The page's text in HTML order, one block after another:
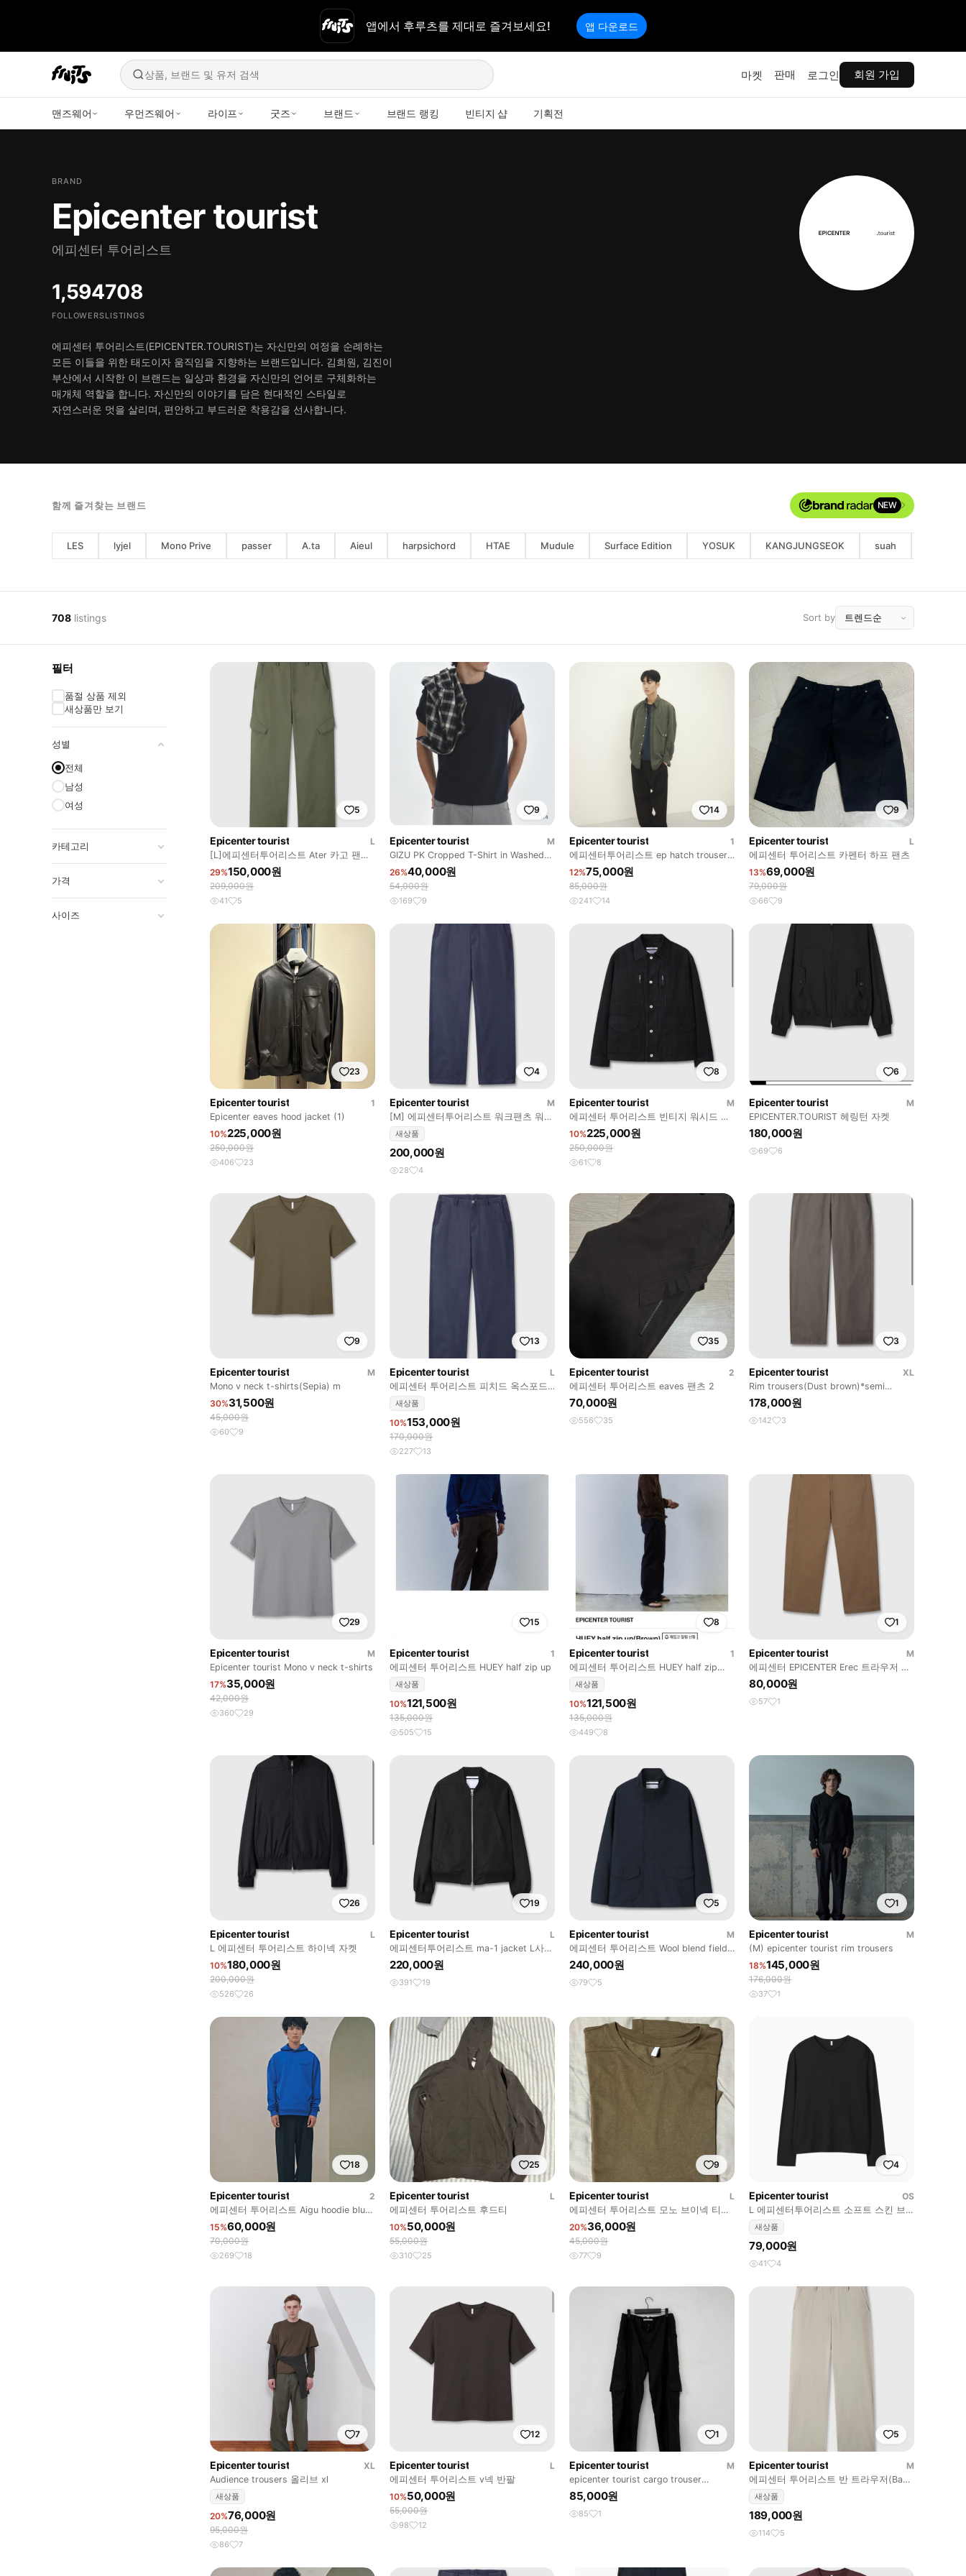
앱에서 후루츠를 제대로 즐겨보세요! 앱 다운로드
상품, 브랜드 및 유저 검색 마켓 판매 로그인 회원 가입
맨즈웨어 우먼즈웨어 라이프 굿즈 브랜드 브랜드 랭킹 빈티지 샵 기획전
BRAND
Epicenter tourist
에피센터 투어리스트
1,594
FOLLOWERS
708
LISTINGS
에피센터 투어리스트(EPICENTER.TOURIST)는 자신만의 여정을 순례하는
모든 이들을 위한 태도이자 움직임을 지향하는 브랜드입니다. 김희원, 김진이
부산에서 시작한 이 브랜드는 일상과 환경을 자신만의 언어로 구체화하는
매개체 역할을 합니다. 자신만의 이야기를 담은 현대적인 스타일로
자연스러운 멋을 살리며, 편안하고 부드러운 착용감을 선사합니다.
함께 즐겨찾는 브랜드 NEW
LES lyjel Mono Prive passer A.ta Aieul harpsichord HTAE Mudule Surface Edition YOSUK KANGJUNGSEOK suah
708 listings Sort by
필터
품절 상품 제외
새상품만 보기
성별
전체
남성
여성
카테고리
가격
사이즈
5
Epicenter tourist
L
[L]에피센터투어리스트 Ater 카고 팬츠
올리브
29%150,000원
209,000원
41 5
9
Epicenter tourist
M
GIZU PK Cropped T-Shirt in Washed
Navy
26%40,000원
54,000원
169 9
14
Epicenter tourist
1
에피센터투어리스트 ep hatch trousers
size1
12%75,000원
85,000원
241 14
9
Epicenter tourist
L
에피센터 투어리스트 카펜터 하프 팬츠
13%69,000원
79,000원
66 9
23
Epicenter tourist
1
Epicenter eaves hood jacket (1)
10%225,000원
250,000원
406 23
4
Epicenter tourist
M
[M] 에피센터투어리스트 워크팬츠 워시
드블루
새상품
200,000원
28 4
8
Epicenter tourist
M
에피센터 투어리스트 빈티지 워시드 워
크자켓 블랙 M
10%225,000원
250,000원
61 8
6
Epicenter tourist
M
EPICENTER.TOURIST 헤링턴 자켓
180,000원
69 6
9
Epicenter tourist
M
Mono v neck t-shirts(Sepia) m
30%31,500원
45,000원
60 9
13
Epicenter tourist
L
에피센터 투어리스트 피치드 옥스포드
워크팬츠 l
새상품
10%153,000원
170,000원
227 13
35
Epicenter tourist
2
에피센터 투어리스트 eaves 팬츠 2
70,000원
556 35
3
Epicenter tourist
XL
Rim trousers(Dust brown)*semi
tapered
178,000원
142 3
29
Epicenter tourist
M
Epicenter tourist Mono v neck t-shirts
17%35,000원
42,000원
360 29
15
Epicenter tourist
1
에피센터 투어리스트 HUEY half zip up
새상품
10%121,500원
135,000원
505 15
8
Epicenter tourist
1
에피센터 투어리스트 HUEY half zip
up(Brown)
새상품
10%121,500원
135,000원
449 8
1
Epicenter tourist
M
에피센터 EPICENTER Erec 트라우저 브
라운
80,000원
57 1
26
Epicenter tourist
L
L 에피센터 투어리스트 하이넥 자켓
10%180,000원
200,000원
526 26
19
Epicenter tourist
L
에피센터투어리스트 ma-1 jacket L사이
즈
220,000원
391 19
5
Epicenter tourist
M
에피센터 투어리스트 Wool blend field
parka Navy M
240,000원
79 5
1
Epicenter tourist
M
(M) epicenter tourist rim trousers
18%145,000원
176,000원
37 1
18
Epicenter tourist
2
에피센터 투어리스트 Aigu hoodie blue
2 size
15%60,000원
70,000원
269 18
25
Epicenter tourist
L
에피센터 투어리스트 후드티
10%50,000원
55,000원
310 25
9
Epicenter tourist
L
에피센터 투어리스트 모노 브이넥 티
(speia) L
20%36,000원
45,000원
77 9
4
Epicenter tourist
OS
L 에피센터투어리스트 소프트 스킨 브
이넥 롱슬리브 블랙 새제품 판매
새상품
79,000원
41 4
7
Epicenter tourist
XL
Audience trousers 올리브 xl
새상품
20%76,000원
95,000원
86 7
12
Epicenter tourist
L
에피센터 투어리스트 v넥 반팔
10%50,000원
55,000원
98 12
1
Epicenter tourist
M
epicenter tourist cargo trouser
black(M)
85,000원
85 1
5
Epicenter tourist
M
에피센터 투어리스트 반 트라우저(Ban
trousers) 팝니다.
새상품
189,000원
114 5